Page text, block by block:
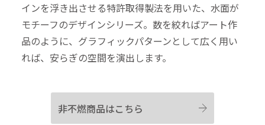
インを浮き出させる特許取得製法を用いた、水面が
モチーフのデザインシリーズ。数を絞ればアート作
品のように、グラフィックパターンとして広く用い
れば、安らぎの空間を演出します。
非不燃商品はこちら